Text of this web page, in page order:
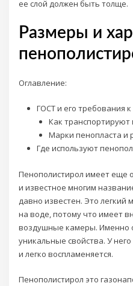
ее слой должен быть толще.
Размеры и
Оглавление:
ГОСТ и его требования
Как транспортируют
Марки пенопласта и
Где используют
Пенополистирол имеет еще
и известное многим
давно известен. Это легкий
на воде, потому что имеет
воздушные камеры. Именно
уникальные свойства. У
и легко воспламеняется.
Пенополистирол это